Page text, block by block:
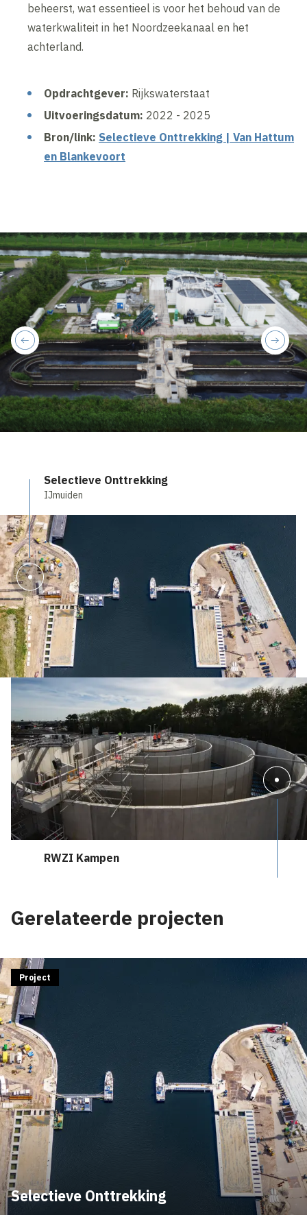
beheerst, wat essentieel is voor het behoud van de
waterkwaliteit in het Noordzeekanaal en het
achterland.
Opdrachtgever: Rijkswaterstaat
Uitvoeringsdatum: 2022 - 2025
Bron/link: Selectieve Onttrekking | Van Hattum
en Blankevoort
next
previous
Selectieve Onttrekking
IJmuiden
RWZI Kampen
Gerelateerde projecten
Selectieve Onttrekking
Project